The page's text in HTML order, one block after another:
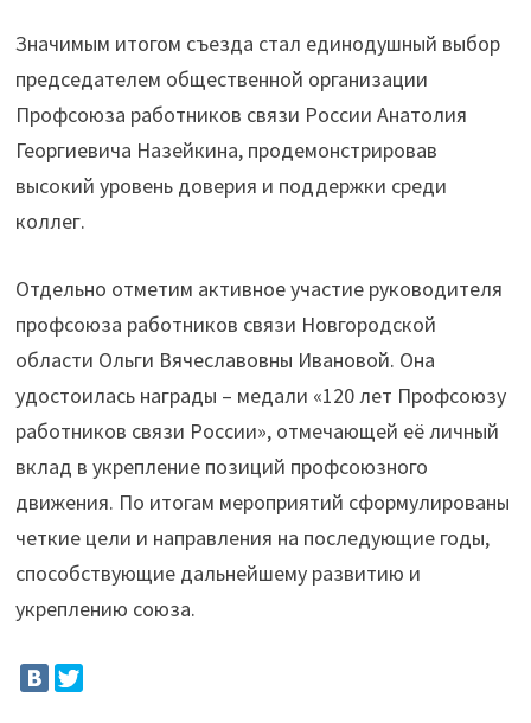
Значимым итогом съезда стал единодушный выбор
председателем общественной организации
Профсоюза работников связи России Анатолия
Георгиевича Назейкина, продемонстрировав
высокий уровень доверия и поддержки среди
коллег.
Отдельно отметим активное участие руководителя
профсоюза работников связи Новгородской
области Ольги Вячеславовны Ивановой. Она
удостоилась награды – медали «120 лет Профсоюзу
работников связи России», отмечающей её личный
вклад в укрепление позиций профсоюзного
движения. По итогам мероприятий сформулированы
четкие цели и направления на последующие годы,
способствующие дальнейшему развитию и
укреплению союза.